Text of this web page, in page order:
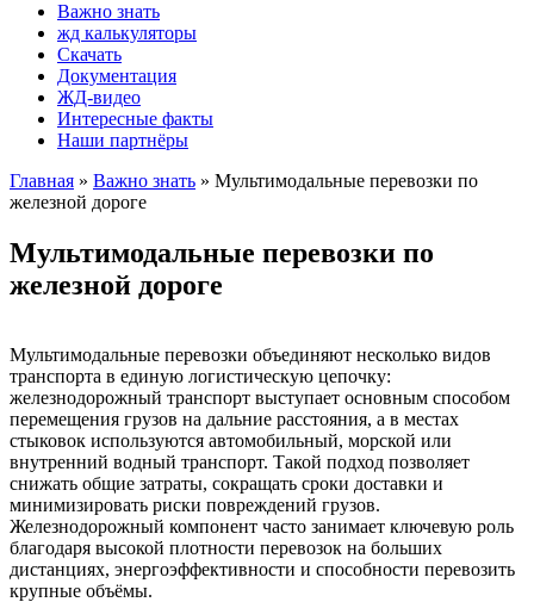
Важно знать
жд калькуляторы
Скачать
Документация
ЖД-видео
Интересные факты
Наши партнёры
Главная » Важно знать » Мультимодальные перевозки по
железной дороге
Мультимодальные перевозки по
железной дороге
Мультимодальные перевозки объединяют несколько видов
транспорта в единую логистическую цепочку:
железнодорожный транспорт выступает основным способом
перемещения грузов на дальние расстояния, а в местах
стыковок используются автомобильный, морской или
внутренний водный транспорт. Такой подход позволяет
снижать общие затраты, сокращать сроки доставки и
минимизировать риски повреждений грузов.
Железнодорожный компонент часто занимает ключевую роль
благодаря высокой плотности перевозок на больших
дистанциях, энергоэффективности и способности перевозить
крупные объёмы.